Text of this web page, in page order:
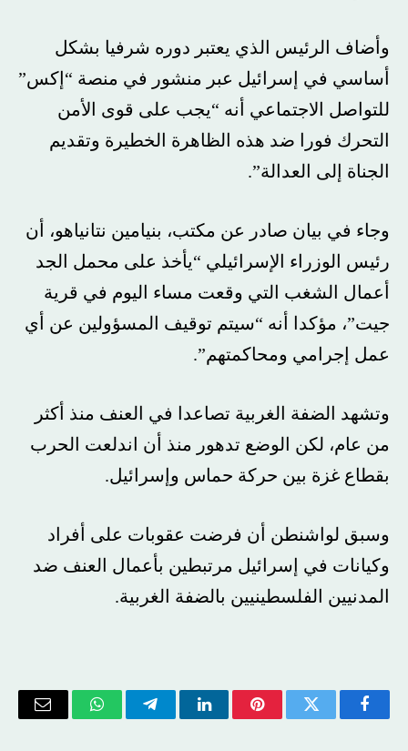
وأضاف الرئيس الذي يعتبر دوره شرفيا بشكل
أساسي في إسرائيل عبر منشور في منصة “إكس”
للتواصل الاجتماعي أنه “يجب على قوى الأمن
التحرك فورا ضد هذه الظاهرة الخطيرة وتقديم
الجناة إلى العدالة”.
وجاء في بيان صادر عن مكتب، بنيامين نتانياهو، أن
رئيس الوزراء الإسرائيلي “يأخذ على محمل الجد
أعمال الشغب التي وقعت مساء اليوم في قرية
جيت”، مؤكدا أنه “سيتم توقيف المسؤولين عن أي
عمل إجرامي ومحاكمتهم”.
وتشهد الضفة الغربية تصاعدا في العنف منذ أكثر
من عام، لكن الوضع تدهور منذ أن اندلعت الحرب
بقطاع غزة بين حركة حماس وإسرائيل.
وسبق لواشنطن أن فرضت عقوبات على أفراد
وكيانات في إسرائيل مرتبطين بأعمال العنف ضد
المدنيين الفلسطينيين بالضفة الغربية.
فيسبوكتويتر بينتيريستلينكدإن تيلقرام واتسابالبريد